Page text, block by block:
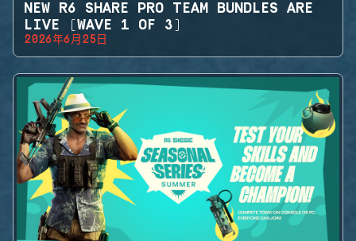
NEW R6 SHARE PRO TEAM BUNDLES ARE
LIVE (WAVE 1 OF 3)
2026年6月25日